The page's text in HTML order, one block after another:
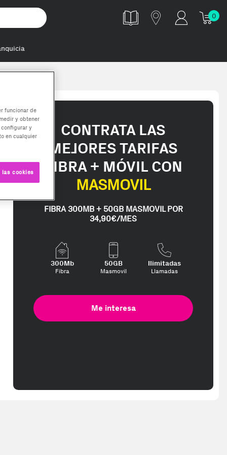
0
CONTRATA LAS
MEJORES TARIFAS
FIBRA + MÓVIL CON
MASMOVIL
FIBRA 300MB + 50GB MASMOVIL POR
34,90€/MES
300Mb
Fibra
50GB
Masmovil
Ilimitadas
Llamadas
Me interesa
funcionar de
y obtener
y
en cualquier
cookies